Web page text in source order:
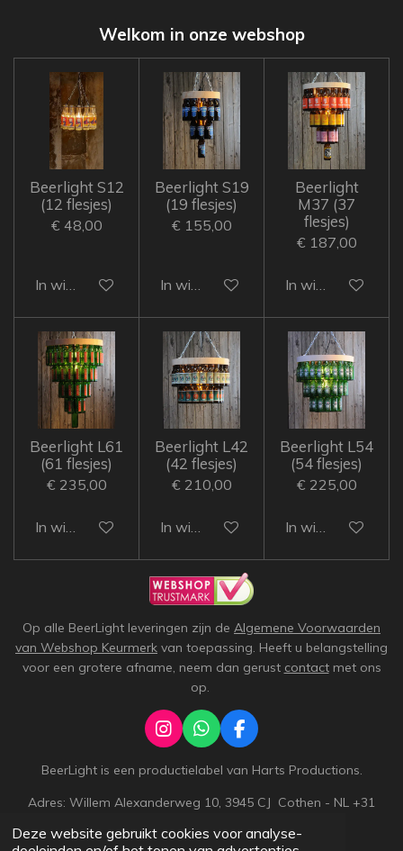
Deze website gebruikt cookies voor analyse-
Welkom in onze webshop
Beerlight S12
(12 flesjes)
€ 48,00
In winkelwagen
Beerlight S19
(19 flesjes)
€ 155,00
In winkelwagen
Beerlight
M37 (37
flesjes)
€ 187,00
In winkelwagen
Beerlight L61
(61 flesjes)
€ 235,00
In winkelwagen
Beerlight L42
(42 flesjes)
€ 210,00
In winkelwagen
Beerlight L54
(54 flesjes)
€ 225,00
In winkelwagen
Op alle BeerLight leveringen zijn de Algemene Voorwaarden
van Webshop Keurmerk van toepassing. Heeft u belangstelling
voor een grotere afname, neem dan gerust contactmet ons
op.
I
n
s
a
r
W
h
a
s
p
F
a
c
b
o
BeerLight is een productielabel van Harts Productions.
Adres: Willem Alexanderweg 10, 3945 CJ Cothen - NL +31
© 2023 - 2026 BeerLight.nl